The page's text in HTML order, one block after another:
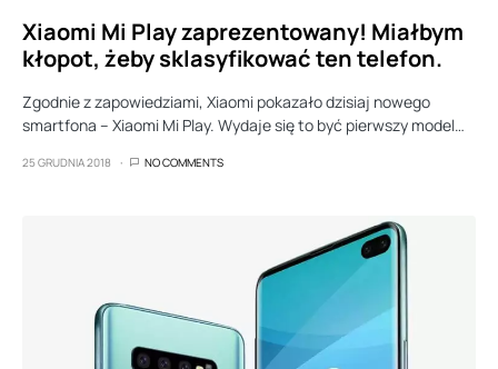
Xiaomi Mi Play zaprezentowany! Miałbym
kłopot, żeby sklasyfikować ten telefon.
Zgodnie z zapowiedziami, Xiaomi pokazało dzisiaj nowego
smartfona – Xiaomi Mi Play. Wydaje się to być pierwszy model…
25 GRUDNIA 2018 NO COMMENTS